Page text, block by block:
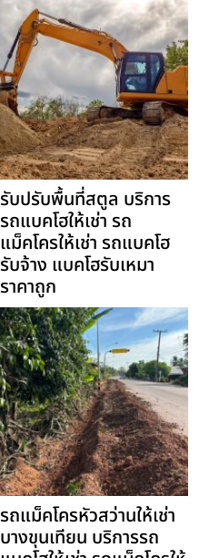
รับปรับพื้นที่สตูล บริการ
รถแบคโฮให้เช่า รถ
แม็คโครให้เช่า รถแบคโฮ
รับจ้าง แบคโฮรับเหมา
ราคาถูก
รถแม็คโครหัวสว่านให้เช่า
บางขุนเทียน บริการรถ